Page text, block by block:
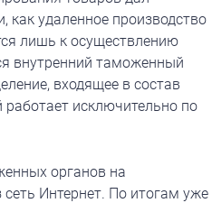
как удаленное производство
лишь к осуществлению
внутренний таможенный
входящее в состав
исключительно по
органов на
сеть Интернет. По итогам уже